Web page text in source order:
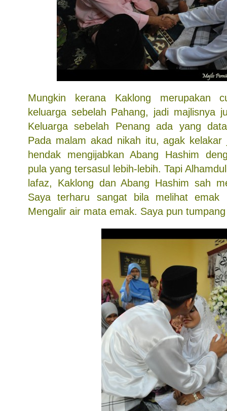
Mungkin kerana Kaklong merupakan
keluarga sebelah Pahang, jadi majlisnya
Keluarga sebelah Penang ada yang
Pada malam akad nikah itu, agak kelakar
hendak mengijabkan Abang Hashim
pula yang tersasul lebih-lebih. Tapi
lafaz, Kaklong dan Abang Hashim sah
Saya terharu sangat bila melihat emak
Mengalir air mata emak. Saya pun